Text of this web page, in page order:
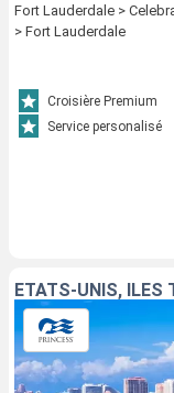
Fort Lauderdale >
> Fort Lauderdale
Croisière Premium
Service personalisé